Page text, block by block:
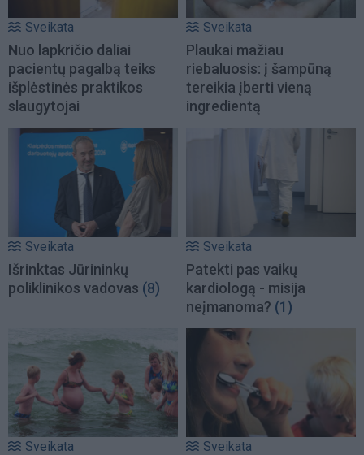
Sveikata
Nuo lapkričio daliai
pacientų pagalbą teiks
išplėstinės praktikos
slaugytojai
Sveikata
Plaukai mažiau
riebaluosis: į šampūną
tereikia įberti vieną
ingredientą
Sveikata
Išrinktas Jūrininkų
poliklinikos vadovas (8)
Sveikata
Patekti pas vaikų
kardiologą - misija
neįmanoma? (1)
Sveikata Sveikata